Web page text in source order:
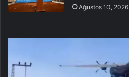
Ağustos 10, 2026